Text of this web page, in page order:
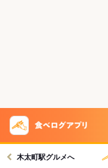
木太町駅グルメへ